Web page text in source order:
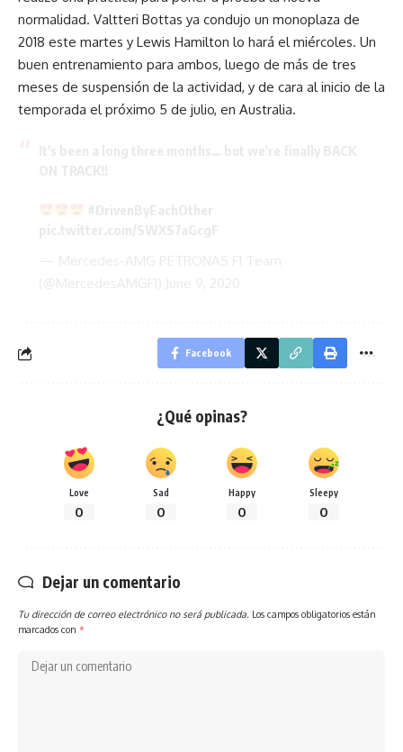
normalidad. Valtteri Bottas ya condujo un monoplaza de
2018 este martes y Lewis Hamilton lo hará el miércoles. Un
buen entrenamiento para ambos, luego de más de tres
meses de suspensión de la actividad, y de cara al inicio de la
temporada el próximo 5 de julio, en Australia.
Facebook
¿Qué opinas?
Love
0
Sad
0
Happy
0
Sleepy
0
Dejar un comentario
Tu dirección de correo electrónico no será publicada. Los campos obligatorios están
marcados con *